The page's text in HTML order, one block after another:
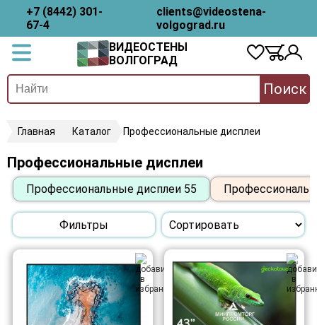
+7 (8442) 301-
67-4
clients@videostena-
volgograd.ru
ВИДЕОСТЕНЫ
ВОЛГОГРАД
Поиск
Главная Каталог Профессиональные дисплеи
Профессиональные дисплеи
Профессиональные дисплеи 55
Фильтры